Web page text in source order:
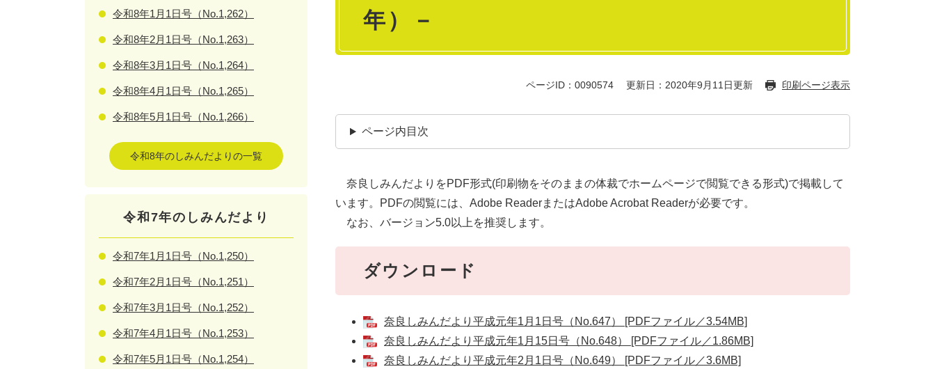
年）－
ページID：0090574 更新日：2020年9月11日更新 印刷ページ表示
ページ内目次
奈良しみんだよりをPDF形式(印刷物をそのままの体裁でホームページで閲覧できる形式)で掲載して
います。PDFの閲覧には、Adobe ReaderまたはAdobe Acrobat Readerが必要です。
なお、バージョン5.0以上を推奨します。
ダウンロード
奈良しみんだより平成元年1月1日号（No.647） [PDFファイル／3.54MB]
奈良しみんだより平成元年1月15日号（No.648） [PDFファイル／1.86MB]
奈良しみんだより平成元年2月1日号（No.649） [PDFファイル／3.6MB]
令和8年1月1日号（No.1,262）
令和8年2月1日号（No.1,263）
令和8年3月1日号（No.1,264）
令和8年4月1日号（No.1,265）
令和8年5月1日号（No.1,266）
令和8年のしみんだよりの一覧
令和7年のしみんだより
令和7年1月1日号（No.1,250）
令和7年2月1日号（No.1,251）
令和7年3月1日号（No.1,252）
令和7年4月1日号（No.1,253）
令和7年5月1日号（No.1,254）